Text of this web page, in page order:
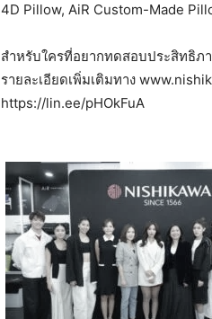
4D Pillow, AiR Custom-Made
สำหรับใครที่อยากทดสอบประสิทธิภ
รายละเอียดเพิ่มเติมทาง
https://lin.ee/pHOkFuA